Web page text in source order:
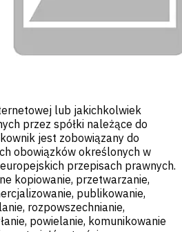
lub jakichkolwiek
przez spółki należące do
jest zobowiązany do
obowiązków określonych w
przepisach prawnych.
kopiowanie, przetwarzanie,
publikowanie,
rozpowszechnianie,
powielanie, komunikowanie